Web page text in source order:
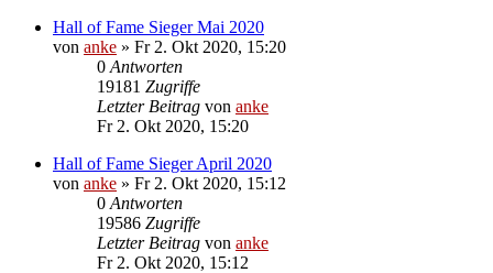
Hall of Fame Sieger Mai 2020
von anke » Fr 2. Okt 2020, 15:20
0 Antworten
19181 Zugriffe
Letzter Beitrag von anke
Fr 2. Okt 2020, 15:20
Hall of Fame Sieger April 2020
von anke » Fr 2. Okt 2020, 15:12
0 Antworten
19586 Zugriffe
Letzter Beitrag von anke
Fr 2. Okt 2020, 15:12